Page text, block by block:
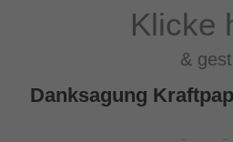
Klicke
&
Danksagung